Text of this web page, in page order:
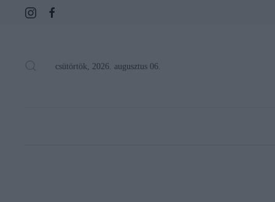
csütörtök, 2026. augusztus 06.